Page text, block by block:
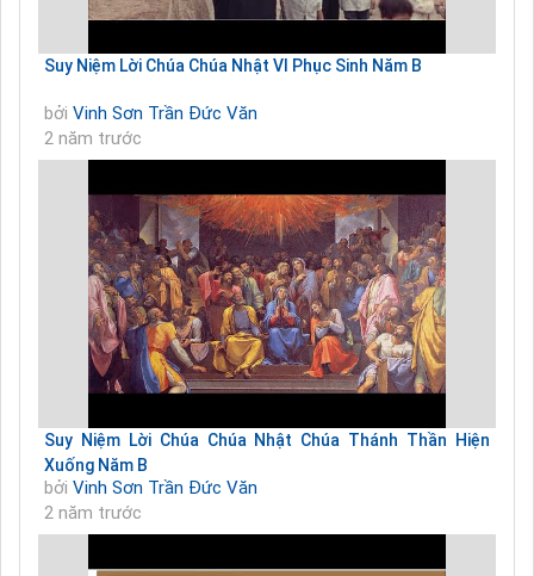
Suy Niệm Lời Chúa Chúa Nhật VI Phục Sinh Năm B
bởi Vinh Sơn Trần Đức Văn
2 năm trước
Suy Niệm Lời Chúa Chúa Nhật Chúa Thánh Thần Hiện
Xuống Năm B
bởi Vinh Sơn Trần Đức Văn
2 năm trước